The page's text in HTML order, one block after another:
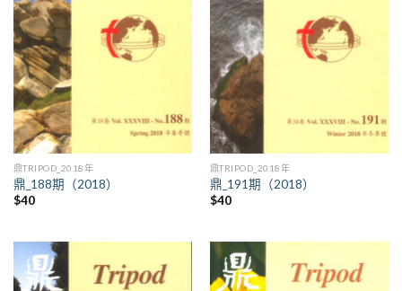
鼎TRIPOD_2018年
鼎_188期（2018）
$40
鼎TRIPOD_2018年
鼎_191期（2018）
$40